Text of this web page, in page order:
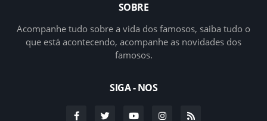
SOBRE
Acompanhe tudo sobre a vida dos famosos, saiba tudo o
que está acontecendo, acompanhe as novidades dos
famosos.
SIGA - NOS